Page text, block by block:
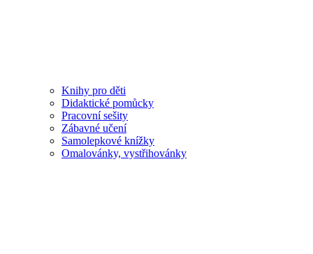
Knihy pro děti
Didaktické pomůcky
Pracovní sešity
Zábavné učení
Samolepkové knížky
Omalovánky, vystřihovánky